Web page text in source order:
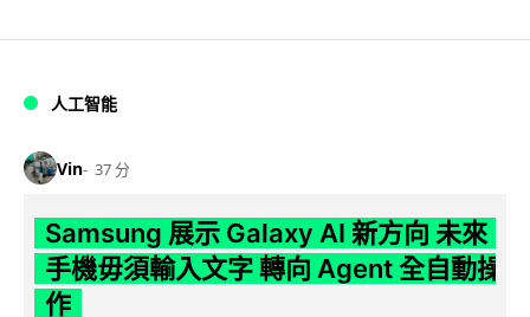
人工智能
Vin 37 分
Samsung 展示 Galaxy AI 新方向 未來
手機毋須輸入文字 轉向 Agent 全自動操
作